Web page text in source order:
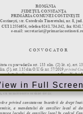
in Full Screen